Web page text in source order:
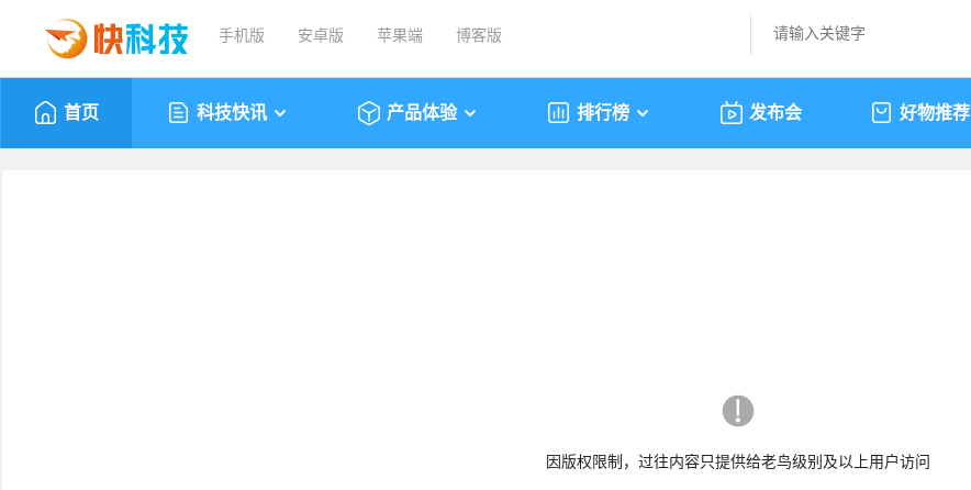
手机版 安卓版 苹果端 博客版
首页 科技快讯 产品体验 排行榜 发布会 好物推荐
因版权限制，过往内容只提供给老鸟级别及以上用户访问